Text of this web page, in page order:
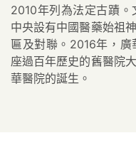
2010年列為法定古蹟
中央設有中國醫藥始祖
匾及對聯。2016年，
座過百年歷史的舊醫院
華醫院的誕生。